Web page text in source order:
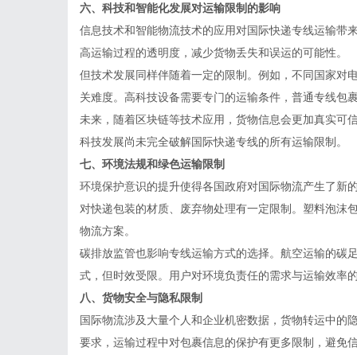
六、科技和智能化发展对运输限制的影响
信息技术和智能物流技术的应用对国际快递专线运输带
高运输过程的透明度，减少货物丢失和误运的可能性。
但技术发展同样伴随着一定的限制。例如，不同国家对
关难度。高科技设备需要专门的运输条件，普通专线包
未来，随着区块链等技术应用，货物信息会更加真实可
科技发展尚未完全破解国际快递专线的所有运输限制。
七、环境法规和绿色运输限制
环境保护意识的提升使得各国政府对国际物流产生了新
对快递包装的材质、废弃物处理有一定限制。塑料泡沫
物流方案。
碳排放监管也影响专线运输方式的选择。航空运输的碳
式，但时效受限。用户对环境负责任的需求与运输效率
八、货物安全与隐私限制
国际物流涉及大量个人和企业机密数据，货物转运中的
要求，运输过程中对包裹信息的保护有更多限制，避免